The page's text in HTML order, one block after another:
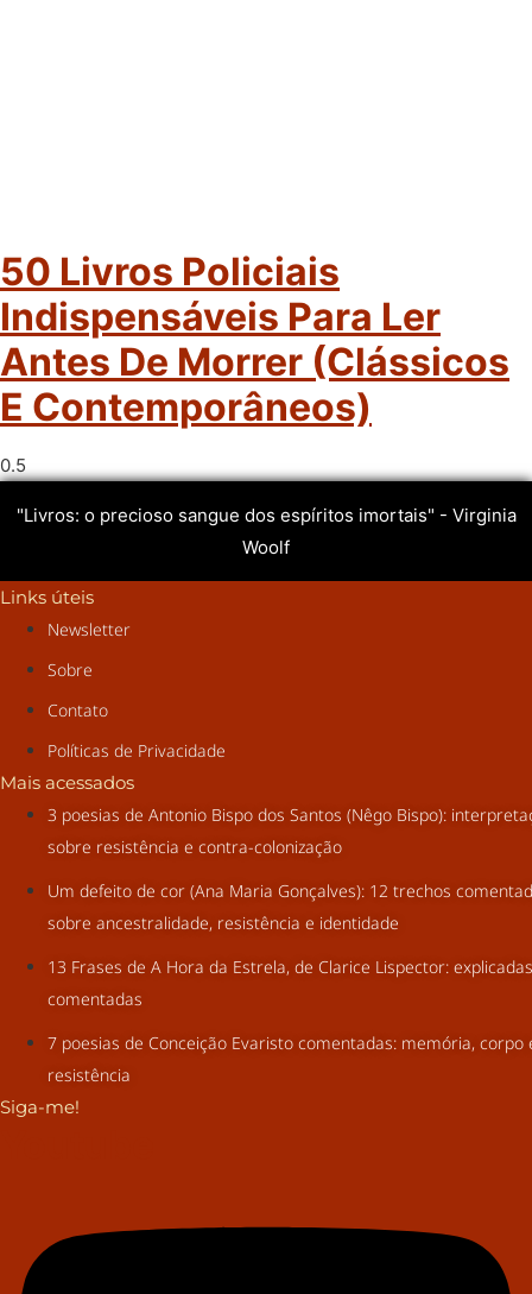
50 Livros Policiais
Indispensáveis Para Ler
Antes De Morrer (clássicos
E Contemporâneos)
"Livros: o precioso sangue dos espíritos imortais" - Virginia
Woolf
Links úteis
Newsletter
Sobre
Contato
Políticas de Privacidade
Mais acessados
3 poesias de Antonio Bispo dos Santos (Nêgo Bispo):
sobre resistência e contra-colonização
Um defeito de cor (Ana Maria Gonçalves): 12 trechos
sobre ancestralidade, resistência e identidade
13 Frases de A Hora da Estrela, de Clarice Lispector:
comentadas
7 poesias de Conceição Evaristo comentadas: memória, corpo
resistência
Siga-me!